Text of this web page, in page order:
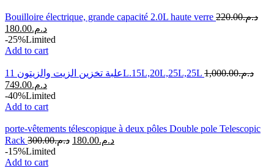
Bouilloire électrique, grande capacité 2.0L haute verre د.م.220.00
د.م.180.00
-25%Limited
Add to cart
علبة تخزين الزيت والزيتون 11L.15L,20L,25L,25L د.م.1,000.00
د.م.749.00
-40%Limited
Add to cart
porte-vêtements télescopique à deux pôles Double pole Telescopic
Rack
د.م.300.00 د.م.180.00
-15%Limited
Add to cart